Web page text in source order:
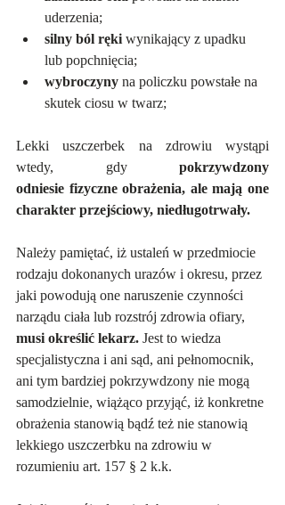
uderzenia;
silny ból ręki wynikający z upadku
lub popchnięcia;
wybroczyny na policzku powstałe na
skutek ciosu w twarz;
Lekki uszczerbek na zdrowiu wystąpi
wtedy, gdy pokrzywdzony
odniesie fizyczne obrażenia, ale mają one
charakter przejściowy, niedługotrwały.
Należy pamiętać, iż ustaleń w przedmiocie
rodzaju dokonanych urazów i okresu, przez
jaki powodują one naruszenie czynności
narządu ciała lub rozstrój zdrowia ofiary,
musi określić lekarz. Jest to wiedza
specjalistyczna i ani sąd, ani pełnomocnik,
ani tym bardziej pokrzywdzony nie mogą
samodzielnie, wiążąco przyjąć, iż konkretne
obrażenia stanowią bądź też nie stanowią
lekkiego uszczerbku na zdrowiu w
rozumieniu art. 157 § 2 k.k.